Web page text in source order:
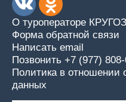
О туроператоре
Форма обратной связи
Написать email
Позвонить +7 (977)
Политика в отношении
данных